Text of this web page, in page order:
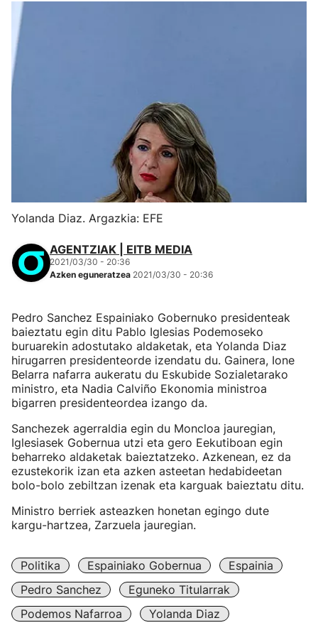
Yolanda Diaz. Argazkia: EFE
AGENTZIAK | EITB MEDIA
2021/03/30 - 20:36
Azken eguneratzea 2021/03/30 - 20:36
Pedro Sanchez Espainiako Gobernuko presidenteak
baieztatu egin ditu Pablo Iglesias Podemoseko
buruarekin adostutako aldaketak, eta Yolanda Diaz
hirugarren presidenteorde izendatu du. Gainera, Ione
Belarra nafarra aukeratu du Eskubide Sozialetarako
ministro, eta Nadia Calviño Ekonomia ministroa
bigarren presidenteordea izango da.
Sanchezek agerraldia egin du Moncloa jauregian,
Iglesiasek Gobernua utzi eta gero Eekutiboan egin
beharreko aldaketak baieztatzeko. Azkenean, ez da
ezustekorik izan eta azken asteetan hedabideetan
bolo-bolo zebiltzan izenak eta karguak baieztatu ditu.
Ministro berriek asteazken honetan egingo dute
kargu-hartzea, Zarzuela jauregian.
Politika Espainiako Gobernua
Espainia
Pedro Sanchez
Eguneko Titularrak
Podemos Nafarroa
Yolanda Diaz